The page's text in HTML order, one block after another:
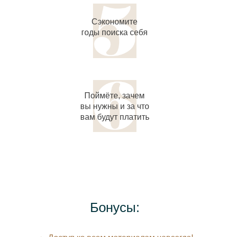
Сэкономите
годы поиска себя
Поймёте, зачем
вы нужны и за что
вам будут платить
Бонусы: